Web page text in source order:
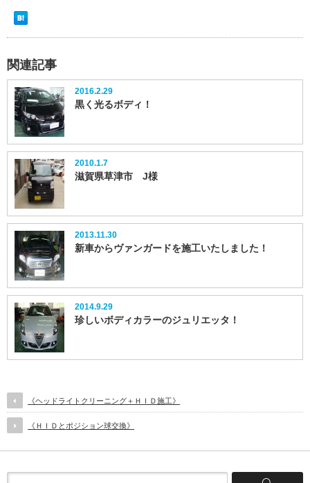
関連記事
2016.2.29
黒く光るボディ！
2010.1.7
滋賀県草津市 J様
2013.11.30
新車からヴァンガードを施工いたしました！
2014.9.29
珍しいボディカラーのジュリエッタ！
《ヘッドライトクリーニング＋ＨＩＤ施工》
《ＨＩＤとポジション球交換》